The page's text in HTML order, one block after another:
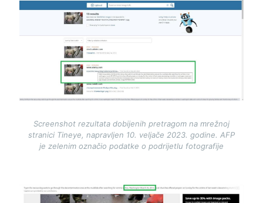
Screenshot rezultata dobijenih pretragom na mrežnoj
stranici Tineye, napravljen 10. veljače 2023. godine. AFP
je zelenim označio podatke o podrijetlu fotografije
Image